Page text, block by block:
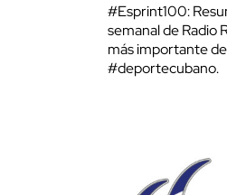
#Esprint100:
semanal de Radio
más importante
#deportecubano.